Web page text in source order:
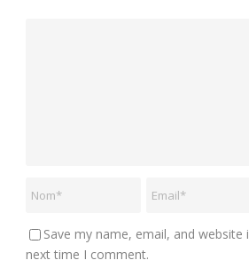
Save my name, email, and
next time I comment.